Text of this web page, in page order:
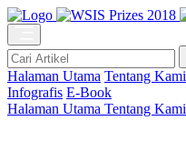
Halaman Utama Tentang Kami
Infografis E-Book
Halaman Utama Tentang Kami